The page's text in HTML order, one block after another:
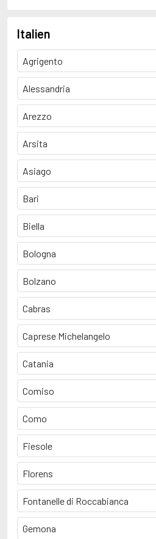
Italien
Agrigento
Alessandria
Arezzo
Arsita
Asiago
Bari
Biella
Bologna
Bolzano
Cabras
Caprese Michelangelo
Catania
Comiso
Como
Fiesole
Florens
Fontanelle di Roccabianca
Gemona